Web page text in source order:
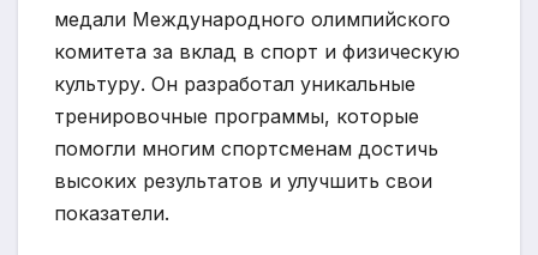
медали Международного олимпийского
комитета за вклад в спорт и физическую
культуру. Он разработал уникальные
тренировочные программы, которые
помогли многим спортсменам достичь
высоких результатов и улучшить свои
показатели.